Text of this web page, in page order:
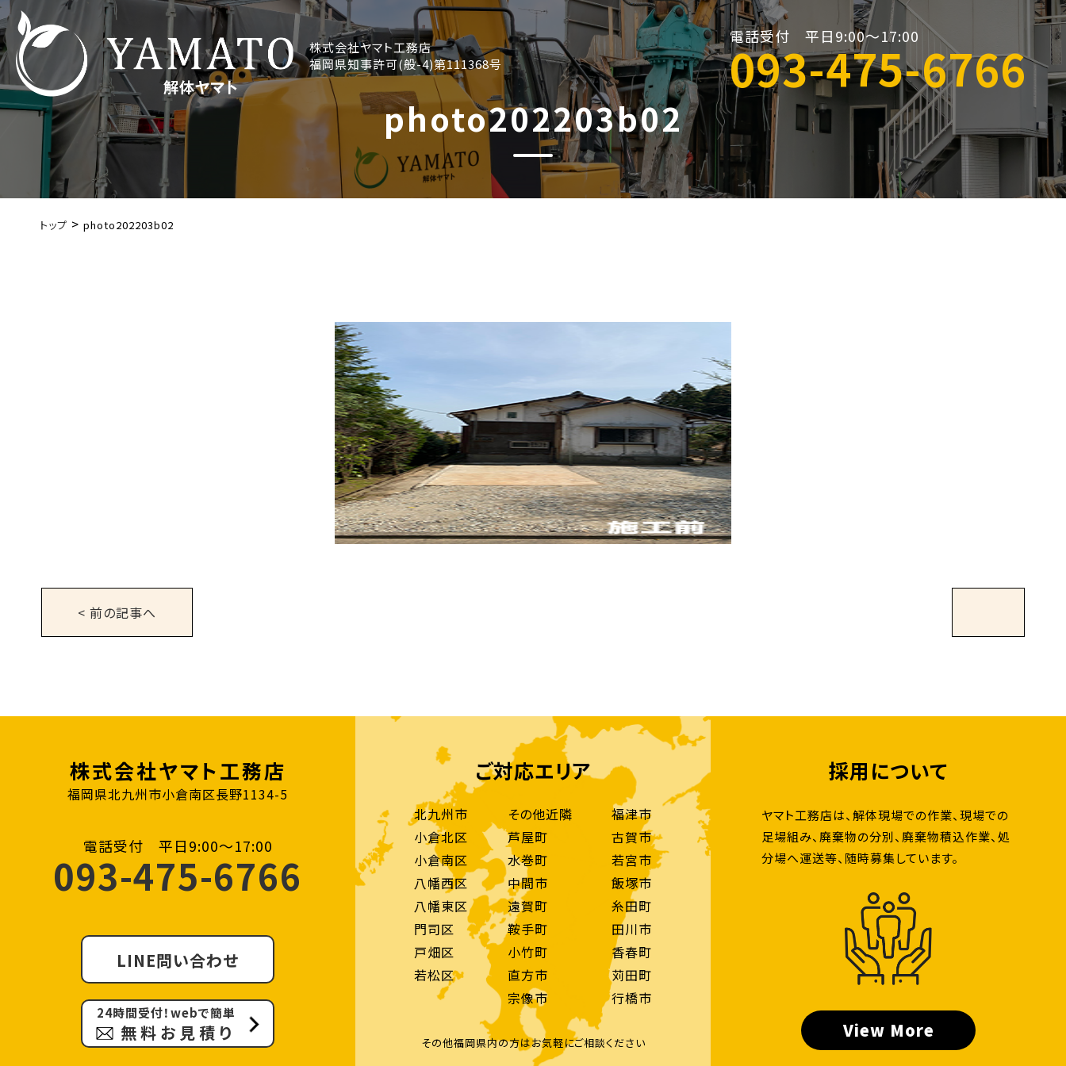
コ
ン
テ
ン
ツ
へ
株式会社ヤマト工務店
福岡県知事許可(般-4)第111368号
電話受付 平日9:00〜17:00
093-475-6766
photo202203b02
トップ > photo202203b02
< 前の記事へ
株式会社ヤマト工務店
福岡県北九州市小倉南区長野1134-5
電話受付 平日9:00〜17:00
093-475-6766
LINE問い合わせ
24時間受付！webで簡単
無料お見積り
ご対応エリア
北九州市
小倉北区
小倉南区
八幡西区
八幡東区
門司区
戸畑区
若松区
その他近隣
芦屋町
水巻町
中間市
遠賀町
鞍手町
小竹町
直方市
宗像市
福津市
古賀市
若宮市
飯塚市
糸田町
田川市
香春町
苅田町
行橋市
その他福岡県内の方はお気軽にご相談ください
採用について
ヤマト工務店は、解体現場での作業、現場での
足場組み、廃棄物の分別、廃棄物積込作業、処
分場へ運送等、随時募集しています。
View More